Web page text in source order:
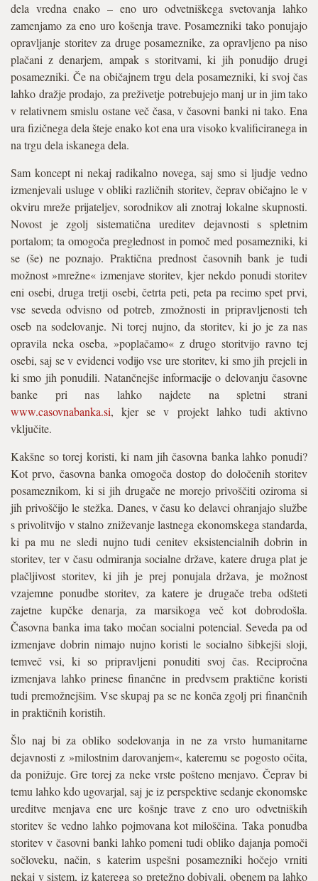
dela vredna enako – eno uro odvetniškega svetovanja lahko
zamenjamo za eno uro košenja trave. Posamezniki tako ponujajo
opravljanje storitev za druge posameznike, za opravljeno pa niso
plačani z denarjem, ampak s storitvami, ki jih ponudijo drugi
posamezniki. Če na običajnem trgu dela posamezniki, ki svoj čas
lahko dražje prodajo, za preživetje potrebujejo manj ur in jim tako
v relativnem smislu ostane več časa, v časovni banki ni tako. Ena
ura fizičnega dela šteje enako kot ena ura visoko kvalificiranega in
na trgu dela iskanega dela.
Sam koncept ni nekaj radikalno novega, saj smo si ljudje vedno
izmenjevali usluge v obliki različnih storitev, čeprav običajno le v
okviru mreže prijateljev, sorodnikov ali znotraj lokalne skupnosti.
Novost je zgolj sistematična ureditev dejavnosti s spletnim
portalom; ta omogoča preglednost in pomoč med posamezniki, ki
se (še) ne poznajo. Praktična prednost časovnih bank je tudi
možnost »mrežne« izmenjave storitev, kjer nekdo ponudi storitev
eni osebi, druga tretji osebi, četrta peti, peta pa recimo spet prvi,
vse seveda odvisno od potreb, zmožnosti in pripravljenosti teh
oseb na sodelovanje. Ni torej nujno, da storitev, ki jo je za nas
opravila neka oseba, »poplačamo« z drugo storitvijo ravno tej
osebi, saj se v evidenci vodijo vse ure storitev, ki smo jih prejeli in
ki smo jih ponudili. Natančnejše informacije o delovanju časovne
banke pri nas lahko najdete na spletni strani
www.casovnabanka.si, kjer se v projekt lahko tudi aktivno
vključite.
Kakšne so torej koristi, ki nam jih časovna banka lahko ponudi?
Kot prvo, časovna banka omogoča dostop do določenih storitev
posameznikom, ki si jih drugače ne morejo privoščiti oziroma si
jih privoščijo le stežka. Danes, v času ko delavci ohranjajo službe
s privolitvijo v stalno zniževanje lastnega ekonomskega standarda,
ki pa mu ne sledi nujno tudi cenitev eksistencialnih dobrin in
storitev, ter v času odmiranja socialne države, katere druga plat je
plačljivost storitev, ki jih je prej ponujala država, je možnost
vzajemne ponudbe storitev, za katere je drugače treba odšteti
zajetne kupčke denarja, za marsikoga več kot dobrodošla.
Časovna banka ima tako močan socialni potencial. Seveda pa od
izmenjave dobrin nimajo nujno koristi le socialno šibkejši sloji,
temveč vsi, ki so pripravljeni ponuditi svoj čas. Recipročna
izmenjava lahko prinese finančne in predvsem praktične koristi
tudi premožnejšim. Vse skupaj pa se ne konča zgolj pri finančnih
in praktičnih koristih.
Šlo naj bi za obliko sodelovanja in ne za vrsto humanitarne
dejavnosti z »milostnim darovanjem«, kateremu se pogosto očita,
da ponižuje. Gre torej za neke vrste pošteno menjavo. Čeprav bi
temu lahko kdo ugovarjal, saj je iz perspektive sedanje ekonomske
ureditve menjava ene ure košnje trave z eno uro odvetniških
storitev še vedno lahko pojmovana kot miloščina. Taka ponudba
storitev v časovni banki lahko pomeni tudi obliko dajanja pomoči
sočloveku, način, s katerim uspešni posamezniki hočejo vrniti
nekaj v sistem, iz katerega so pretežno dobivali, obenem pa lahko